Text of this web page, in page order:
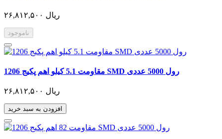
۲۶,۸۱۲,۵۰۰ ریال
ناموجود
مقاومت 5.1 کیلو اهم پکیج 1206 SMD رول 5000 عددی
۲۶,۸۱۲,۵۰۰ ریال
افزودن به سبد خرید